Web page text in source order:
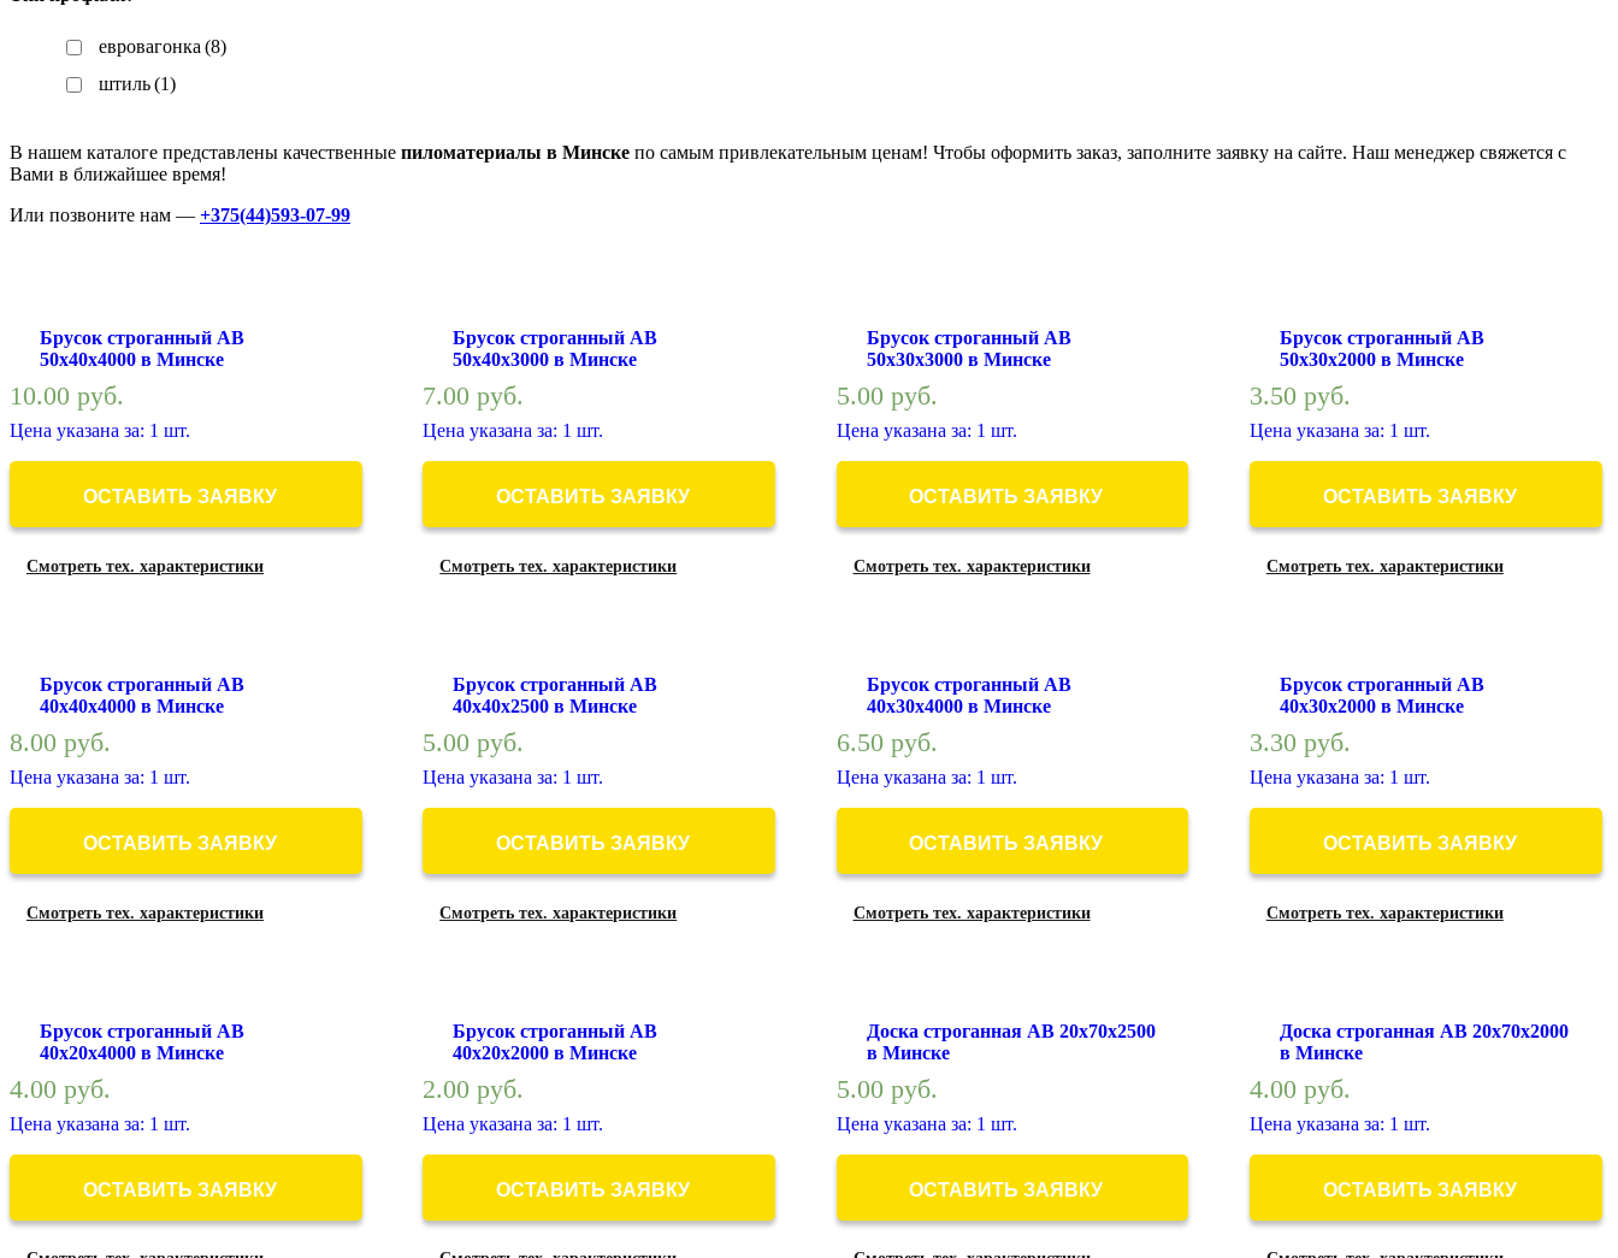
евровагонка (8)
штиль(1)
В нашем каталоге представлены качественные пиломатериалы в Минске по самым привлекательным ценам! Чтобы оформить заказ, заполните заявку на сайте. Наш менеджер свяжется с
Вами в ближайшее время!
Или позвоните нам — +375(44)593-07-99
Брусок строганный АВ
50х40х4000 в Минске
10.00 руб.
Цена указана за: 1 шт.
ОСТАВИТЬ ЗАЯВКУ
Смотреть тех. характеристики
Брусок строганный АВ
50х40х3000 в Минске
7.00 руб.
Цена указана за: 1 шт.
ОСТАВИТЬ ЗАЯВКУ
Смотреть тех. характеристики
Брусок строганный АВ
50х30х3000 в Минске
5.00 руб.
Цена указана за: 1 шт.
ОСТАВИТЬ ЗАЯВКУ
Смотреть тех. характеристики
Брусок строганный АВ
50х30х2000 в Минске
3.50 руб.
Цена указана за: 1 шт.
ОСТАВИТЬ ЗАЯВКУ
Смотреть тех. характеристики
Брусок строганный АВ
40х40х4000 в Минске
8.00 руб.
Цена указана за: 1 шт.
ОСТАВИТЬ ЗАЯВКУ
Смотреть тех. характеристики
Брусок строганный АВ
40х40х2500 в Минске
5.00 руб.
Цена указана за: 1 шт.
ОСТАВИТЬ ЗАЯВКУ
Смотреть тех. характеристики
Брусок строганный АВ
40х30х4000 в Минске
6.50 руб.
Цена указана за: 1 шт.
ОСТАВИТЬ ЗАЯВКУ
Смотреть тех. характеристики
Брусок строганный АВ
40х30х2000 в Минске
3.30 руб.
Цена указана за: 1 шт.
ОСТАВИТЬ ЗАЯВКУ
Смотреть тех. характеристики
Брусок строганный АВ
40х20х4000 в Минске
4.00 руб.
Цена указана за: 1 шт.
ОСТАВИТЬ ЗАЯВКУ
Брусок строганный АВ
40х20х2000 в Минске
2.00 руб.
Цена указана за: 1 шт.
ОСТАВИТЬ ЗАЯВКУ
Доска строганная АВ 20х70х2500
в Минске
5.00 руб.
Цена указана за: 1 шт.
ОСТАВИТЬ ЗАЯВКУ
Доска строганная АВ 20х70х2000
в Минске
4.00 руб.
Цена указана за: 1 шт.
ОСТАВИТЬ ЗАЯВКУ